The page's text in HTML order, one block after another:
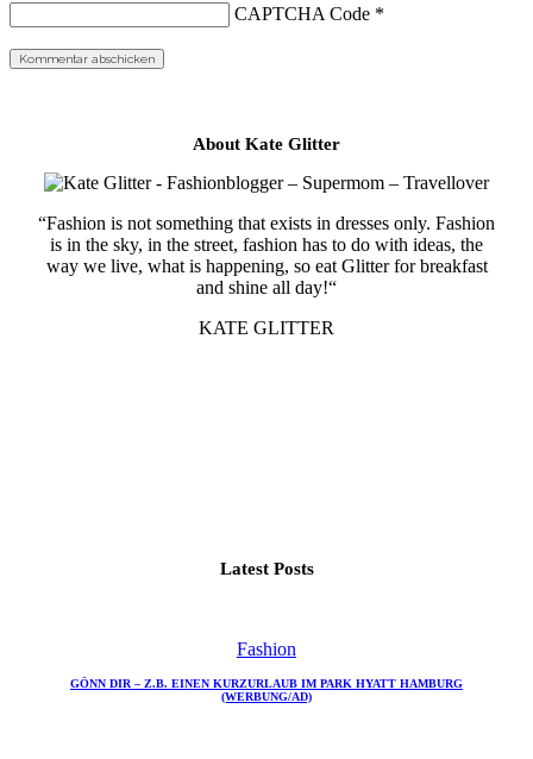
CAPTCHA Code *
About Kate Glitter
“Fashion is not something that exists in dresses only. Fashion
is in the sky, in the street, fashion has to do with ideas, the
way we live, what is happening, so eat Glitter for breakfast
and shine all day!“
KATE GLITTER
Latest Posts
Fashion
GÖNN DIR – Z.B. EINEN KURZURLAUB IM PARK HYATT HAMBURG
(WERBUNG/AD)